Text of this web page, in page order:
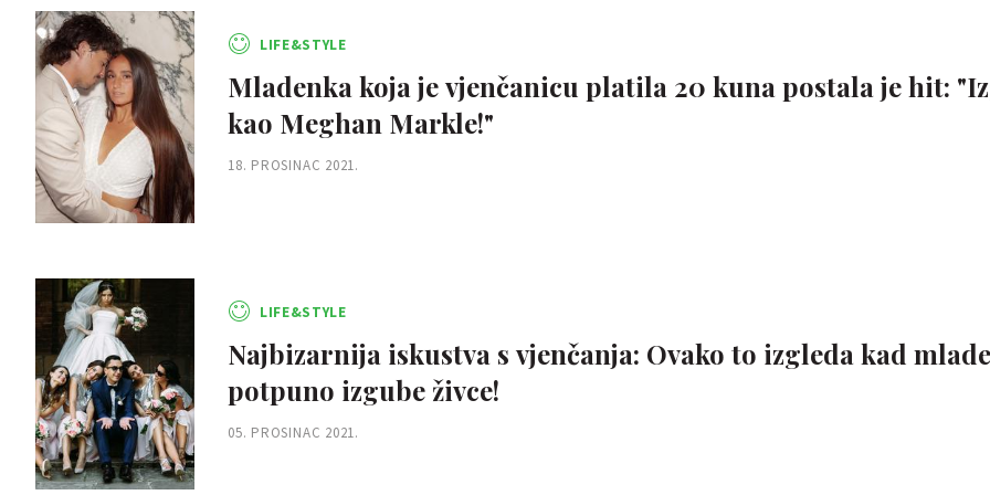
LIFE&STYLE
Mladenka koja je vjenčanicu platila 20 kuna postala je hit:
kao Meghan Markle!"
18. PROSINAC 2021.
LIFE&STYLE
Najbizarnija iskustva s vjenčanja: Ovako to izgleda kad
potpuno izgube živce!
05. PROSINAC 2021.